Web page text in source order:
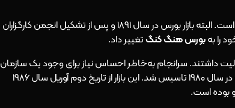
معامله اوراق بهادار در هنگ کنگ تقریبا از سال 1866 رواج داشته است. البته بازار بورس در سال 1891 و پس از تشکیل انجمن کارگزاران
را بهبورس هنگ کنگتغییر داد.
هنگ کنگ فعالیت داشتند. سرانجام به‌خاطر احساس نیاز برای وجود یک سازمان
اجرایی یکپارچه و البته مستقل، بازار بورس اوراق بهادار هنگ کنگ در سال 1980 تاسیس شد. این بازار از تاریخ دوم آوریل سال 1986
بوده است.